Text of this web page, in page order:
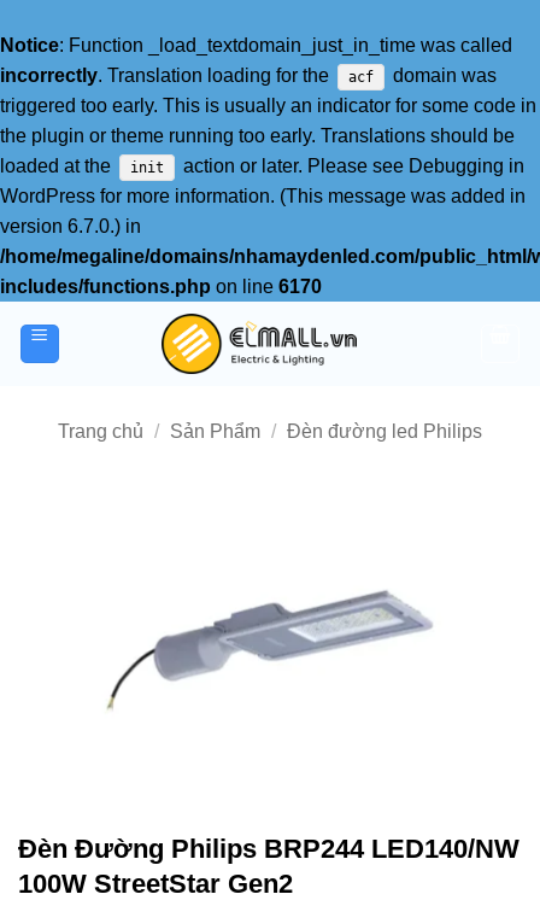
Notice: Function _load_textdomain_just_in_time was called
incorrectly. Translation loading for the acf
domain was
triggered too early. This is usually an indicator for some code in
the plugin or theme running too early. Translations should be
loaded at the
init action or later. Please see Debugging in
WordPress for more information. (This message was added in
version 6.7.0.) in
/home/megaline/domains/nhamaydenled.com/public_html/
includes/functions.php on line 6170
Trang chủ
/ Sản Phẩm / Đèn đường led Philips
Đèn Đường Philips BRP244 LED140/NW
100W StreetStar Gen2